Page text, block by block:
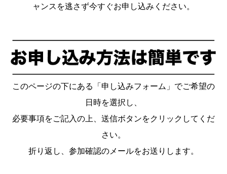
ャンスを逃さず今すぐお申し込みください。
このページの下にある「申し込みフォーム」でご希望の
日時を選択し、
必要事項をご記入の上、送信ボタンをクリックしてくだ
さい。
折り返し、参加確認のメールをお送りします。